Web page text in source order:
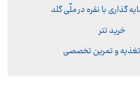
گذاری با نقره در ملّی گلد
خرید تتر
تغذیه و تمرین تخصصی